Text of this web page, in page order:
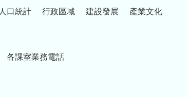
人口統計 行政區域 建設發展 產業文化
各課室業務電話